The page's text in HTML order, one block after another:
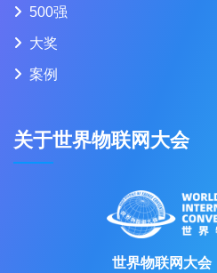
500强
大奖
案例
关于世界物联网大会
世界物联网大会